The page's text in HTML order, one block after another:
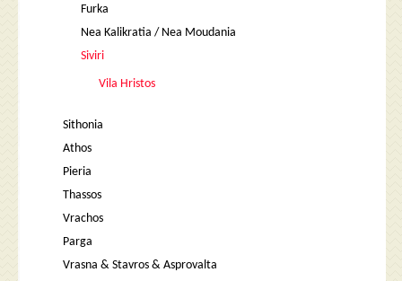
Furka
Nea Kalikratia / Nea Moudania
Siviri
Vila Hristos
Sithonia
Athos
Pieria
Thassos
Vrachos
Parga
Vrasna & Stavros & Asprovalta